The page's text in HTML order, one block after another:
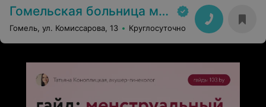
Гомельская больница медпомощи
Гомель, ул. Комиссарова, 13 Круглосуточно